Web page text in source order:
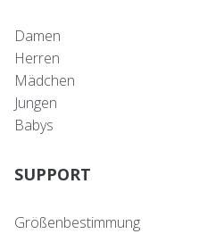
Damen
Herren
Mädchen
Jungen
Babys
SUPPORT
Größenbestimmung